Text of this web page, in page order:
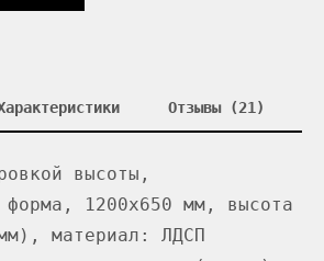
Отзывы (21)
высоты,
форма, 1200x650 мм, высота
материал: ЛДСП